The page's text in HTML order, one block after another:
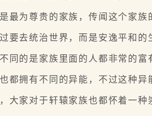
为尊贵的家族，传闻这个家族
去统治世界，而是安逸平和的
的是家族里面的人都非常的富
拥有不同的异能，不过这种异
家对于轩辕家族也都怀着一种